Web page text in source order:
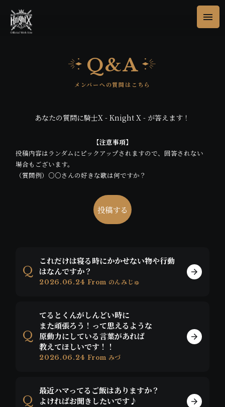
Q&A
あなたの質問に騎士X - Knight X - が答えます！
【注意事項】
投稿内容はランダムにピックアップされますので、回答されない
場合もございます。
（質問例）○○さんの好きな歌は何ですか？
投稿する
これだけは寝る時にかかせない物や行動
はなんですか？
2026.06.24 From のんみじゅ
てるとくんがしんどい時に
また頑張ろう！って思えるような
原動力にしている言葉があれば
教えてほしいです！！
2026.06.24 From みづ
最近ハマってるご飯はありますか？
よければお聞きしたいです♪